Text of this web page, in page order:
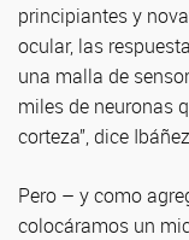
principiantes y
ocular, las
una malla de
miles de neuronas
corteza”, dice
Pero – y como
colocáramos un